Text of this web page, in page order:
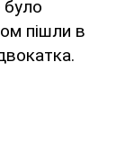
було
пішли в